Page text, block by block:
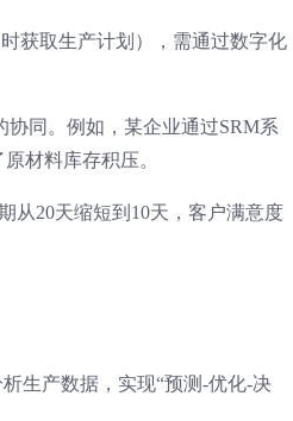
获取生产计划），需通过数字化
协同。例如，某企业通过SRM系
材料库存积压。
从20天缩短到10天，客户满意度
生产数据，实现“预测-优化-决